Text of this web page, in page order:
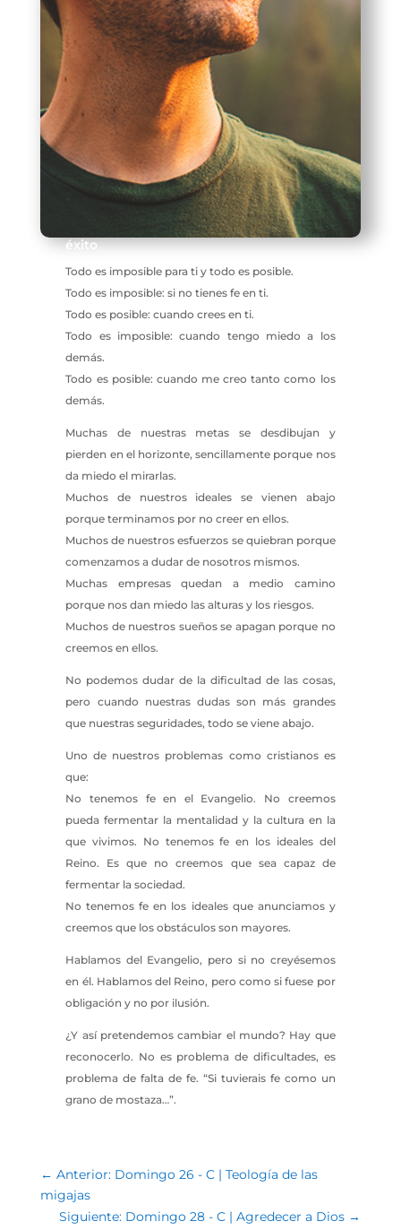
éxito
Todo es imposible para ti y todo es posible.
Todo es imposible: si no tienes fe en ti.
Todo es posible: cuando crees en ti.
Todo es imposible: cuando tengo miedo a los
demás.
Todo es posible: cuando me creo tanto como los
demás.
Muchas de nuestras metas se desdibujan y
pierden en el horizonte, sencillamente porque nos
da miedo el mirarlas.
Muchos de nuestros ideales se vienen abajo
porque terminamos por no creer en ellos.
Muchos de nuestros esfuerzos se quiebran porque
comenzamos a dudar de nosotros mismos.
Muchas empresas quedan a medio camino
porque nos dan miedo las alturas y los riesgos.
Muchos de nuestros sueños se apagan porque no
creemos en ellos.
No podemos dudar de la dificultad de las cosas,
pero cuando nuestras dudas son más grandes
que nuestras seguridades, todo se viene abajo.
Uno de nuestros problemas como cristianos es
que:
No tenemos fe en el Evangelio. No creemos
pueda fermentar la mentalidad y la cultura en la
que vivimos. No tenemos fe en los ideales del
Reino. Es que no creemos que sea capaz de
fermentar la sociedad.
No tenemos fe en los ideales que anunciamos y
creemos que los obstáculos son mayores.
Hablamos del Evangelio, pero si no creyésemos
en él. Hablamos del Reino, pero como si fuese por
obligación y no por ilusión.
¿Y así pretendemos cambiar el mundo? Hay que
reconocerlo. No es problema de dificultades, es
problema de falta de fe. “Si tuvierais fe como un
grano de mostaza…”.
← Anterior: Domingo 26 - C | Teología de las
migajas
Siguiente: Domingo 28 - C | Agredecer a Dios →